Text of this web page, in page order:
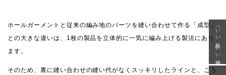
ホールガーメントと従来の編み地のパーツを縫い合わせて作る「成型」
との大きな違いは、1枚の製品を立体的に一気に編み上げる製法にあり
ます。
そのため、裏に縫い合わせの縫い代がなくスッキリしたラインと、ごろ
「いい年齢 いい洋服」